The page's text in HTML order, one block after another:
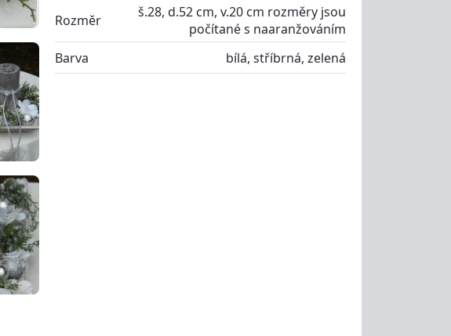
Rozměr
š.28, d.52 cm, v.20 cm rozměry jsou
počítané s naaranžováním
Barva
bílá, stříbrná, zelená